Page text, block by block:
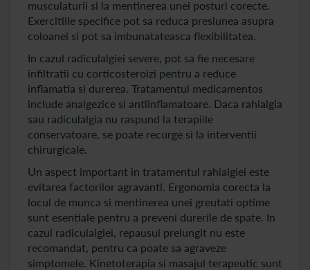
musculaturii si la mentinerea unei posturi corecte.
Exercitiile specifice pot sa reduca presiunea asupra
coloanei si pot sa imbunatateasca flexibilitatea.
In cazul radiculalgiei severe, pot sa fie necesare
infiltratii cu corticosteroizi pentru a reduce
inflamatia si durerea. Tratamentul medicamentos
include analgezice si antiinflamatoare. Daca rahialgia
sau radiculalgia nu raspund la terapiile
conservatoare, se poate recurge si la interventii
chirurgicale.
Un aspect important in tratamentul rahialgiei este
evitarea factorilor agravanti. Ergonomia corecta la
locul de munca si mentinerea unei greutati optime
sunt esentiale pentru a preveni durerile de spate. In
cazul radiculalgiei, repausul prelungit nu este
recomandat, pentru ca poate sa agraveze
simptomele. Kinetoterapia si masajul terapeutic sunt